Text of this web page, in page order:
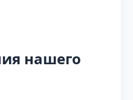
нашего